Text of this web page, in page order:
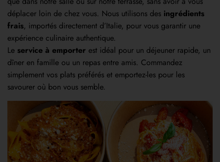
déplacer loin de chez vous. Nous utilisons des ingrédients
frais, importés directement d’Italie, pour vous garantir une
expérience culinaire authentique.
Le service à emporter est idéal pour un déjeuner rapide, un
dîner en famille ou un repas entre amis. Commandez
simplement vos plats préférés et emportez-les pour les
savourer où bon vous semble.